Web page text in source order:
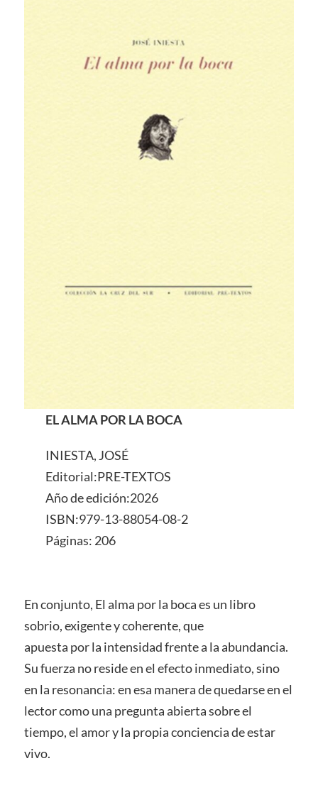
EL ALMA POR LA BOCA
INIESTA, JOSÉ
Editorial:PRE-TEXTOS
Año de edición:2026
ISBN:979-13-88054-08-2
Páginas: 206
En conjunto, El alma por la boca es un libro
sobrio, exigente y coherente, que
apuesta por la intensidad frente a la abundancia.
Su fuerza no reside en el efecto inmediato, sino
en la resonancia: en esa manera de quedarse en el
lector como una pregunta abierta sobre el
tiempo, el amor y la propia conciencia de estar
vivo.